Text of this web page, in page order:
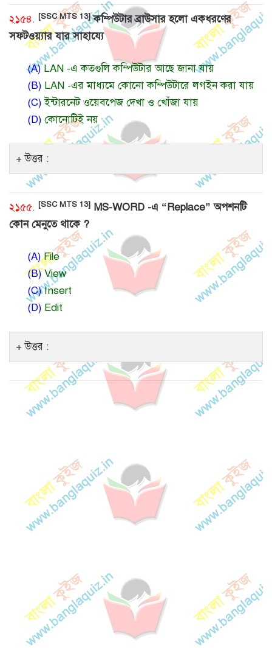
২১৫৪. [SSC MTS 13]কম্পিউটার ব্রাউসার হলো একধরণের
সফটওয়্যার যার সাহায্যে
(A)LAN -এ কতগুলি কম্পিউটার আছে জানা যায়
(B) LAN -এর মাধ্যমে কোনো কম্পিউটারে লগইন করা যায়
(C)ইন্টারনেট ওয়েবপেজ দেখা ও খোঁজা যায়
(D) কোনোটিই নয়
উত্তর :
২১৫৫. [SSC MTS 13] MS-WORD -এ “Replace” অপশনটি
কোন মেনুতে থাকে ?
(A)File
(B)View
(C)Insert
(D) Edit
উত্তর :